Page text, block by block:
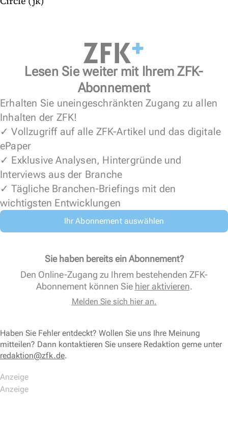
Lesen Sie weiter mit Ihrem ZFK-
Abonnement
Erhalten Sie uneingeschränkten Zugang zu allen
Inhalten der ZFK!
✓ Vollzugriff auf alle ZFK-Artikel und das digitale
ePaper
✓ Exklusive Analysen, Hintergründe und
Interviews aus der Branche
✓ Tägliche Branchen-Briefings mit den
wichtigsten Entwicklungen
Ihr Abonnement auswählen
Sie haben bereits ein Abonnement?
Den Online-Zugang zu Ihrem bestehenden ZFK-
Abonnement können Sie hier aktivieren.
Melden Sie sich hier an.
Haben Sie Fehler entdeckt? Wollen Sie uns Ihre Meinung
mitteilen? Dann kontaktieren Sie unsere Redaktion gerne unter
redaktion@zfk.de.